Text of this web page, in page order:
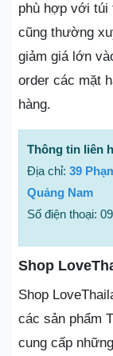
phù hợp với túi
cũng thường
giảm giá lớn
order các mặt
hàng.
Thông tin liên
Địa chỉ: 39
Quảng Nam
Số điện thoại:
Shop
Shop
các sản phẩm
cung cấp